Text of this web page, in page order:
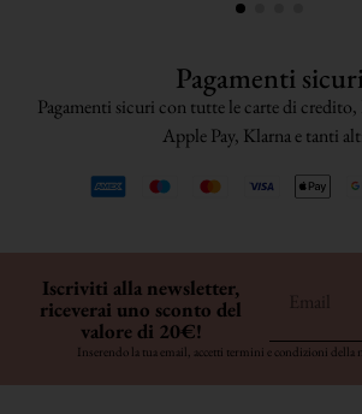
Pagamenti
Pagamenti sicuri con tutte le carte di credito,
Apple Pay, Klarna e tanti
Iscriviti alla newsletter,
riceverai uno sconto del
valore di 20€!
Inserendo la tua email, accetti termini e condizioni della